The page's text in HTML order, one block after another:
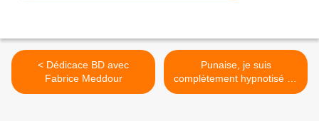
< Dédicace BD avec
Fabrice Meddour
Punaise, je suis
complètement hypnotisé !...
>